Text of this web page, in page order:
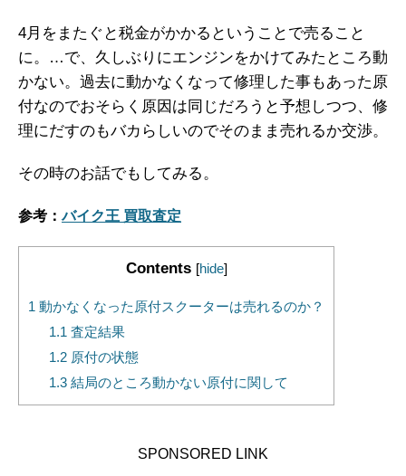
4月をまたぐと税金がかかるということで売ること
に。…で、久しぶりにエンジンをかけてみたところ動
かない。過去に動かなくなって修理した事もあった原
付なのでおそらく原因は同じだろうと予想しつつ、修
理にだすのもバカらしいのでそのまま売れるか交渉。
その時のお話でもしてみる。
参考：バイク王 買取査定
Contents [hide]
1 動かなくなった原付スクーターは売れるのか？
1.1 査定結果
1.2原付の状態
1.3結局のところ動かない原付に関して
SPONSORED LINK